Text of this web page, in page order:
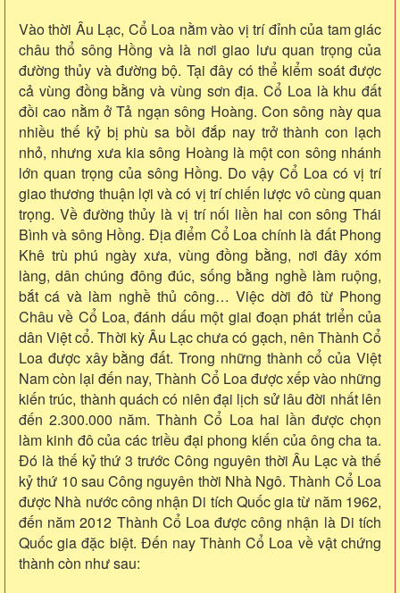
Vào thời Âu Lạc, Cổ Loa nằm vào vị trí đỉnh của tam giác
châu thổ sông Hồng và là nơi giao lưu quan trọng của
đường thủy và đường bộ. Tại đây có thể kiểm soát được
cả vùng đồng bằng và vùng sơn địa. Cổ Loa là khu đất
đồi cao nằm ở Tả ngạn sông Hoàng. Con sông này qua
nhiều thế kỷ bị phù sa bồi đắp nay trở thành con lạch
nhỏ, nhưng xưa kia sông Hoàng là một con sông nhánh
lớn quan trọng của sông Hồng. Do vậy Cổ Loa có vị trí
giao thương thuận lợi và có vị trí chiến lược vô cùng quan
trọng. Về đường thủy là vị trí nối liền hai con sông Thái
Bình và sông Hồng. Địa điểm Cổ Loa chính là đất Phong
Khê trù phú ngày xưa, vùng đồng bằng, nơi đây xóm
làng, dân chúng đông đúc, sống bằng nghề làm ruộng,
bắt cá và làm nghề thủ công… Việc dời đô từ Phong
Châu về Cổ Loa, đánh dấu một giai đoạn phát triển của
dân Việt cổ. Thời kỳ Âu Lạc chưa có gạch, nên Thành Cổ
Loa được xây bằng đất. Trong những thành cổ của Việt
Nam còn lại đến nay, Thành Cổ Loa được xếp vào những
kiến trúc, thành quách có niên đại lịch sử lâu đời nhất lên
đến 2.300.000 năm. Thành Cổ Loa hai lần được chọn
làm kinh đô của các triều đại phong kiến của ông cha ta.
Đó là thế kỷ thứ 3 trước Công nguyên thời Âu Lạc và thế
kỷ thứ 10 sau Công nguyên thời Nhà Ngô. Thành Cổ Loa
được Nhà nước công nhận Di tích Quốc gia từ năm 1962,
đến năm 2012 Thành Cổ Loa được công nhận là Di tích
Quốc gia đặc biệt. Đến nay Thành Cổ Loa về vật chứng
thành còn như sau: